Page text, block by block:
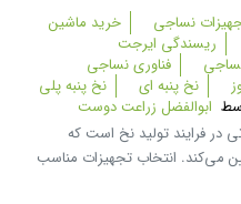
نساجی
خرید ماشین
ریسندگی ایرجت
فناوری نساجی
نخ پنبه ای
نخ پنبه پلی
ابوالفضل زراعت دوست
در فرایند تولید نخ است که
می‌کند. انتخاب تجهیزات مناسب